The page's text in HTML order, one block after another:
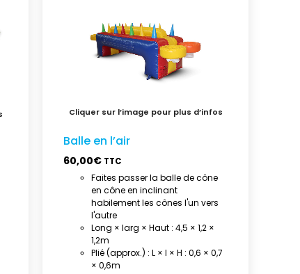
Balle en l’air
60,00€ TTC
Faites passer la balle de cône
en cône en inclinant
habilement les cônes l'un vers
l'autre
Long × larg × Haut : 4,5 × 1,2 ×
1,2m
Plié (approx.) : L × l × H : 0,6 × 0,7
× 0,6m